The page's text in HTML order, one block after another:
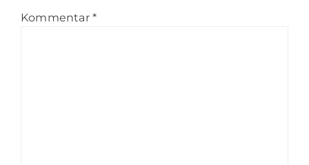
Kommentar *